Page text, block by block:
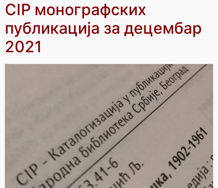
CIP монографских
публикација за децембар
2021